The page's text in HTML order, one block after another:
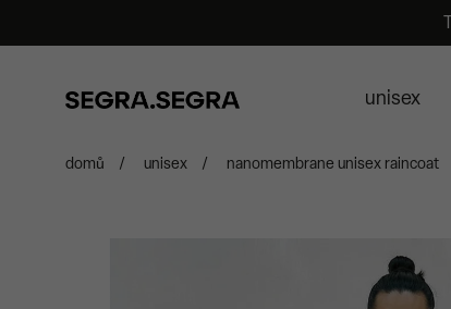
unisex
domů / unisex / nanomembrane unisex raincoat